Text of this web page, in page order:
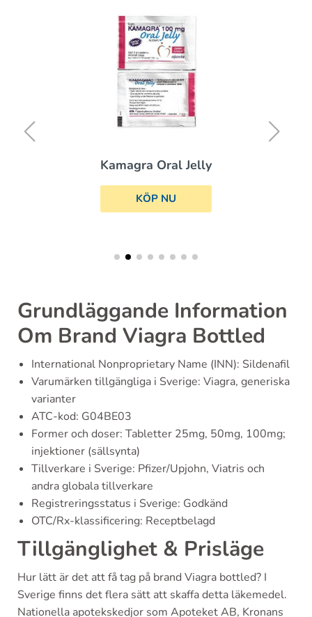
Kamagra Oral Jelly
KÖP NU
Grundläggande Information
Om Brand Viagra Bottled
International Nonproprietary Name (INN): Sildenafil
Varumärken tillgängliga i Sverige: Viagra, generiska
varianter
ATC-kod: G04BE03
Former och doser: Tabletter 25mg, 50mg, 100mg;
injektioner (sällsynta)
Tillverkare i Sverige: Pfizer/Upjohn, Viatris och
andra globala tillverkare
Registreringsstatus i Sverige: Godkänd
OTC/Rx-klassificering: Receptbelagd
Tillgänglighet & Prisläge
Hur lätt är det att få tag på brand Viagra bottled? I
Sverige finns det flera sätt att skaffa detta läkemedel.
Nationella apotekskedjor som Apoteket AB, Kronans